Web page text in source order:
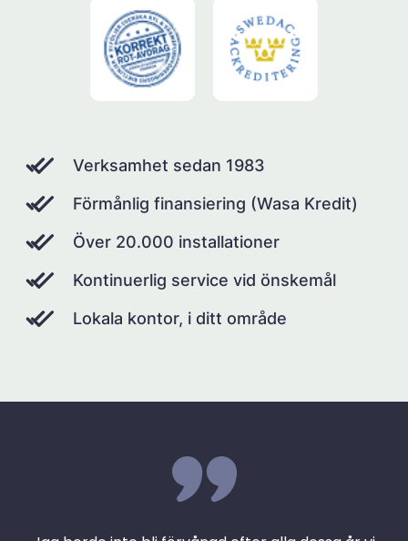
Verksamhet sedan 1983
Förmånlig finansiering (Wasa Kredit)
Över 20.000 installationer
Kontinuerlig service vid önskemål
Lokala kontor, i ditt område